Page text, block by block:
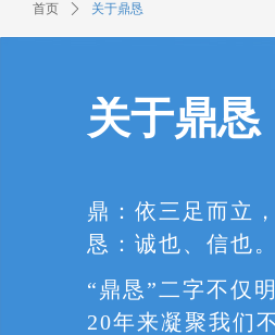
首页 ꄲ 关于鼎恳
鼎：依三足而立
恳：诚也、信也。
“鼎恳”二字不仅
20年来凝聚我们
关于鼎恳